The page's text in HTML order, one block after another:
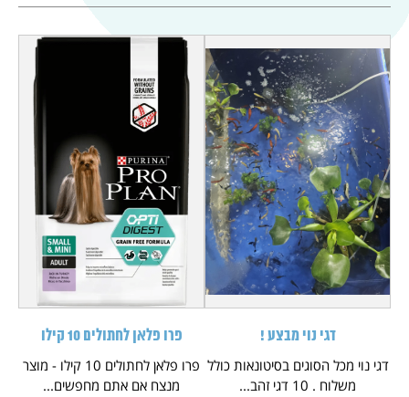
דגי נוי מבצע !
דגי נוי מכל הסוגים בסיטונאות כולל
משלוח . 10 דגי זהב...
פרו פלאן לחתולים 10 קילו
פרו פלאן לחתולים 10 קילו - מוצר
מנצח אם אתם מחפשים...